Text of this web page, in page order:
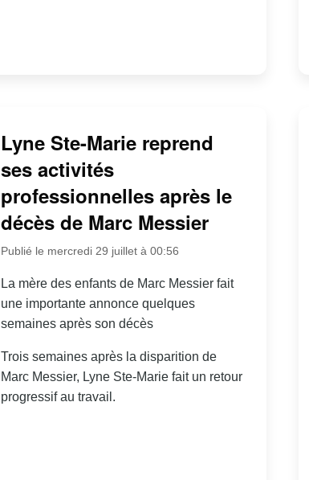
Lyne Ste-Marie reprend
ses activités
professionnelles après le
décès de Marc Messier
Publié le mercredi 29 juillet à 00:56
La mère des enfants de Marc Messier fait
une importante annonce quelques
semaines après son décès
Trois semaines après la disparition de
Marc Messier, Lyne Ste-Marie fait un retour
progressif au travail.